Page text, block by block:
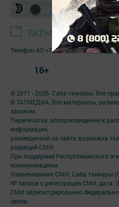
© 2011 - 2026. Саба таңнары. Все
© ТАТМЕДИА. Все материалы,
законом.
Перепечатка, воспроизведение и
информации,
размещенной на сайте, возможна
редакций СМИ.
При поддержке Республиканского
коммуникациям.
Наименование СМИ: Саба таннары
№ записи о регистрации СМИ, дата:
СМИ зарегистрированно
связи,
Телефон АО «ТАТМЕДИА»:(843) 222
16+